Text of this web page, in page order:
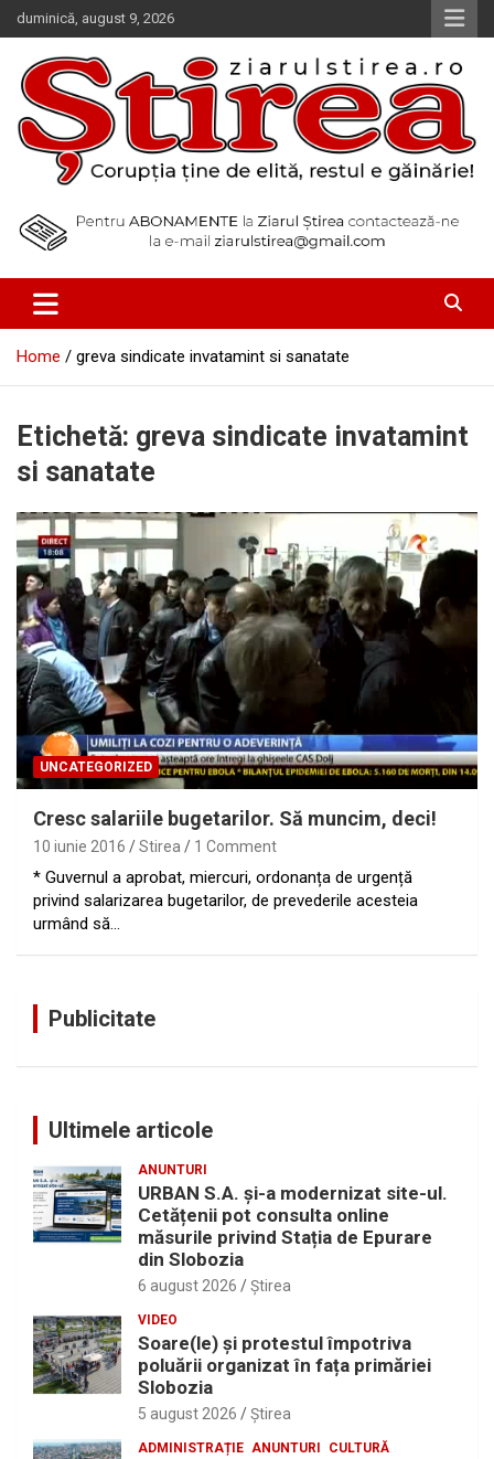
Skip
to
content
duminică, august 9, 2026
Ziarul Știrea
Home greva sindicate invatamint si sanatate
Etichetă: greva sindicate invatamint
si sanatate
UNCATEGORIZED
Cresc salariile bugetarilor. Să muncim, deci!
10 iunie 2016 Stirea 1 Comment
* Guvernul a aprobat, miercuri, ordonanța de urgență
privind salarizarea bugetarilor, de prevederile acesteia
urmând să…
Publicitate
Ultimele articole
ANUNTURI
URBAN S.A. și-a modernizat site-ul.
Cetățenii pot consulta online
măsurile privind Stația de Epurare
din Slobozia
6 august 2026 Ştirea
VIDEO
Soare(le) și protestul împotriva
poluării organizat în fața primăriei
Slobozia
5 august 2026 Ştirea
ADMINISTRAȚIE ANUNTURI CULTURĂ